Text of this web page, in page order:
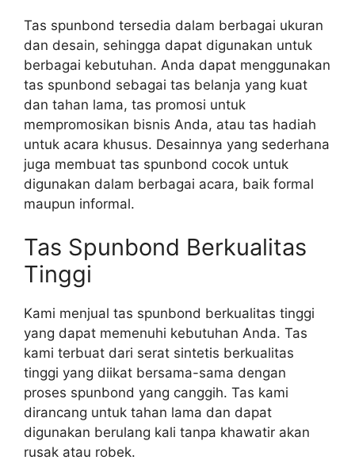
Tas spunbond tersedia dalam berbagai ukuran
dan desain, sehingga dapat digunakan untuk
berbagai kebutuhan. Anda dapat menggunakan
tas spunbond sebagai tas belanja yang kuat
dan tahan lama, tas promosi untuk
mempromosikan bisnis Anda, atau tas hadiah
untuk acara khusus. Desainnya yang sederhana
juga membuat tas spunbond cocok untuk
digunakan dalam berbagai acara, baik formal
maupun informal.
Tas Spunbond Berkualitas
Tinggi
Kami menjual tas spunbond berkualitas tinggi
yang dapat memenuhi kebutuhan Anda. Tas
kami terbuat dari serat sintetis berkualitas
tinggi yang diikat bersama-sama dengan
proses spunbond yang canggih. Tas kami
dirancang untuk tahan lama dan dapat
digunakan berulang kali tanpa khawatir akan
rusak atau robek.